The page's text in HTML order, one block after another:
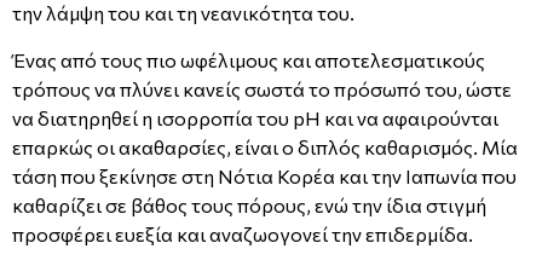
την λάμψη του και τη νεανικότητα του.
Ένας από τους πιο ωφέλιμους και αποτελεσματικούς
τρόπους να πλύνει κανείς σωστά το πρόσωπό του, ώστε
να διατηρηθεί η ισορροπία του pH και να αφαιρούνται
επαρκώς οι ακαθαρσίες, είναι ο διπλός καθαρισμός. Μία
τάση που ξεκίνησε στη Νότια Κορέα και την Ιαπωνία που
καθαρίζει σε βάθος τους πόρους, ενώ την ίδια στιγμή
προσφέρει ευεξία και αναζωογονεί την επιδερμίδα.